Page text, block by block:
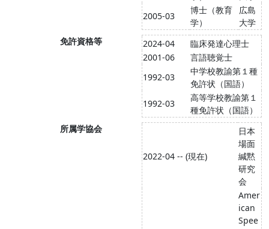
2005-03
博士（教育
学）
広島
大学
免許資格等
2024-04
臨床発達心理士
2001-06
言語聴覚士
1992-03
中学校教諭第１種
免許状（国語）
1992-03
高等学校教諭第１
種免許状（国語）
所属学協会
2022-04 -- (現在)
日本
場面
緘黙
研究
会
Amer
ican
Spee